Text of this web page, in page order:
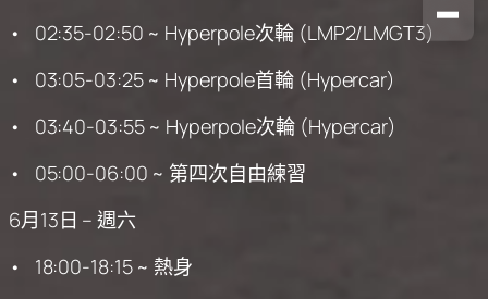
• 02:35-02:50 ~ Hyperpole次輪 (LMP2/LMGT3)
• 03:05-03:25 ~ Hyperpole首輪 (Hypercar)
• 03:40-03:55 ~ Hyperpole次輪 (Hypercar)
• 05:00-06:00 ~ 第四次自由練習
6月13日 – 週六
• 18:00-18:15 ~ 熱身